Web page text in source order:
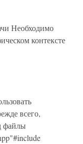
Необходимо
контексте
всего,
файлы